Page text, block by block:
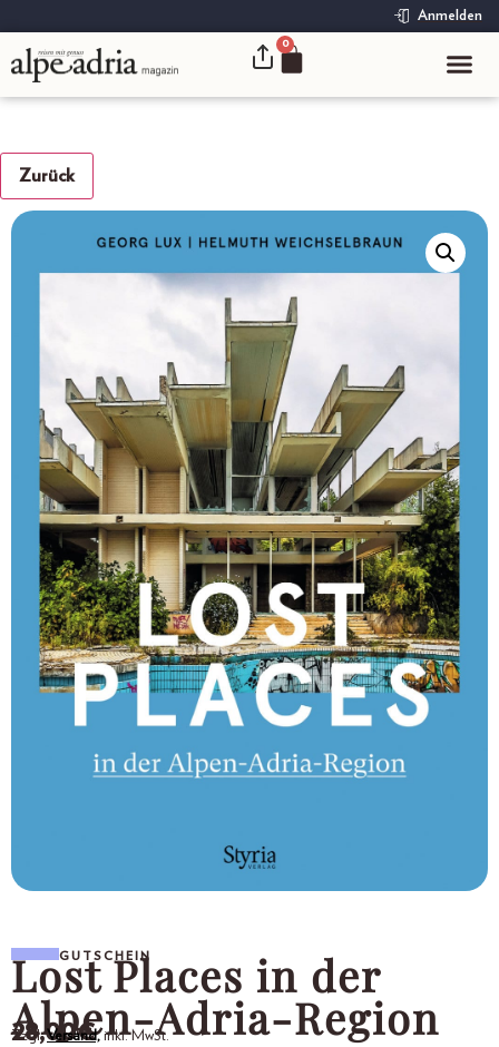
Anmelden
0
Zurück
GUTSCHEIN
Lost Places in der
Alpen-Adria-Region
28,00€
Zzgl.Versand,inkl. MwSt.